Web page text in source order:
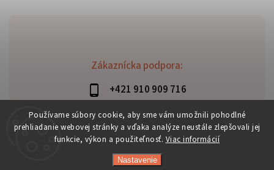
Používame súbory cookie, aby sme vám umožnili pohodlné
prehliadanie webovej stránky a vďaka analýze neustále zlepšovali jej
funkcie, výkon a použiteľnosť. Viac informácií
Nastavenie
Zákaznícka podpora:
+421 910 909 716
lubomir.haraus@alterbike.sk